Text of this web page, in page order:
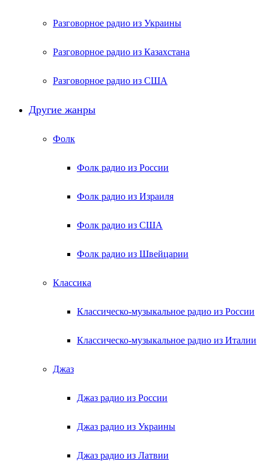
Разговорное радио из Украины
Разговорное радио из Казахстана
Разговорное радио из США
Другие жанры
Фолк
Фолк радио из России
Фолк радио из Израиля
Фолк радио из США
Фолк радио из Швейцарии
Классика
Классическо-музыкальное радио из России
Классическо-музыкальное радио из Италии
Джаз
Джаз радио из России
Джаз радио из Украины
Джаз радио из Латвии